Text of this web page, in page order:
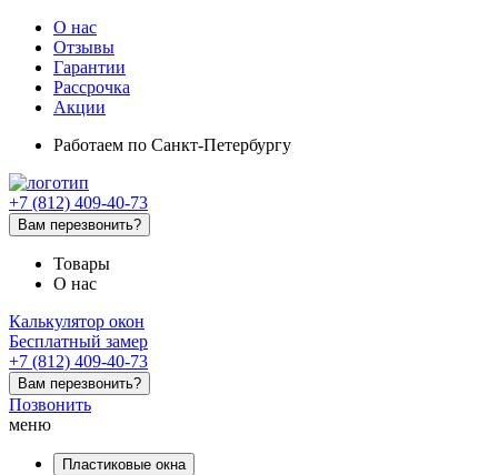
О нас
Отзывы
Гарантии
Рассрочка
Акции
Работаем по Санкт-Петербургу
+7 (812) 409-40-73
Вам перезвонить?
Товары
О нас
Калькулятор окон
Бесплатный замер
+7 (812) 409-40-73
Вам перезвонить?
Позвонить
меню
Пластиковые окна